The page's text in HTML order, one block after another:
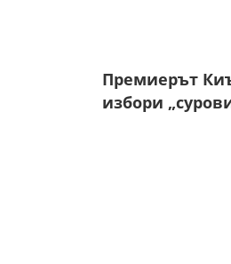
Премиерът
избори